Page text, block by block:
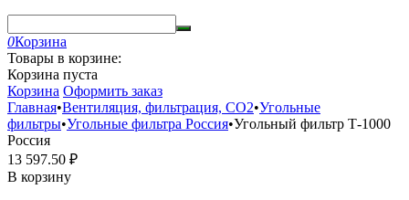
0Корзина
Товары в корзине:
Корзина пуста
Корзина Оформить заказ
Главная•Вентиляция, фильтрация, CO2•Угольные
фильтры•Угольные фильтра Россия•Угольный фильтр Т-1000
Россия
13 597.50 ₽
В корзину